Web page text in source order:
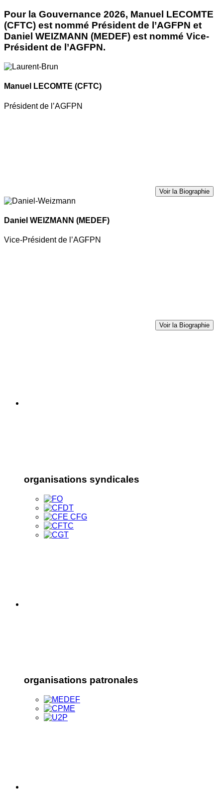
Pour la Gouvernance 2026, Manuel LECOMTE
(CFTC) est nommé Président de l’AGFPN et
Daniel WEIZMANN (MEDEF) est nommé Vice-
Président de l’AGFPN.
Manuel LECOMTE (CFTC)
Président de l’AGFPN
Voir la Biographie
Daniel WEIZMANN (MEDEF)
Vice-Président de l’AGFPN
Voir la Biographie
organisations syndicales
organisations patronales